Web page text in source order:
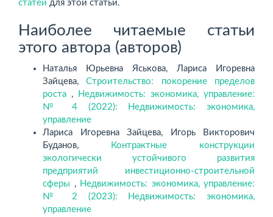
статей для этой статьи.
Наиболее читаемые статьи
этого автора (авторов)
Наталья Юрьевна Яськова, Лариса Игоревна
Зайцева,Строительство: покорение пределов
роста ,
Недвижимость: экономика, управление:
№ 4 (2022): Недвижимость: экономика,
управление
Лариса Игоревна Зайцева, Игорь Викторович
Буданов,
Контрактные конструкции
экологически устойчивого развития
предприятий инвестиционно-строительной
сферы , Недвижимость: экономика, управление:
№ 2 (2023): Недвижимость: экономика,
управление